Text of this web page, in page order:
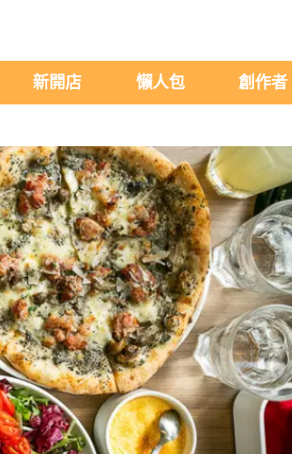
新開店 懶人包 創作者